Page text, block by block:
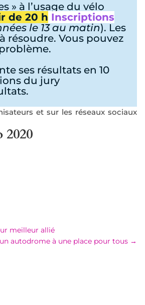
» à l’usage du vélo
de 20 h Inscriptions
le 13 au matin). Les
résoudre. Vous pouvez
ses résultats en 10
du jury
et sur les réseaux sociaux
meilleur allié
autodrome à une place pour tous →